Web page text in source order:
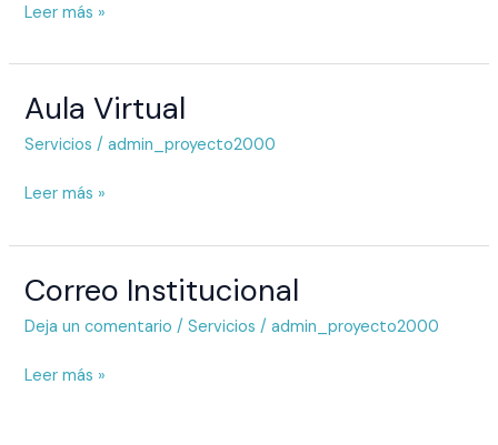
Leer más »
Aula Virtual
Servicios /admin_proyecto2000
Aula
Leer más »
Correo Institucional
Deja un comentario /Servicios /admin_proyecto2000
Correo
Leer más »